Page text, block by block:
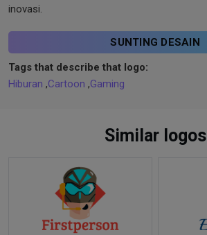
inovasi.
SUNTING DESAIN
Tags that describe that logo:
Hiburan ,Cartoon ,Gaming
Similar logos